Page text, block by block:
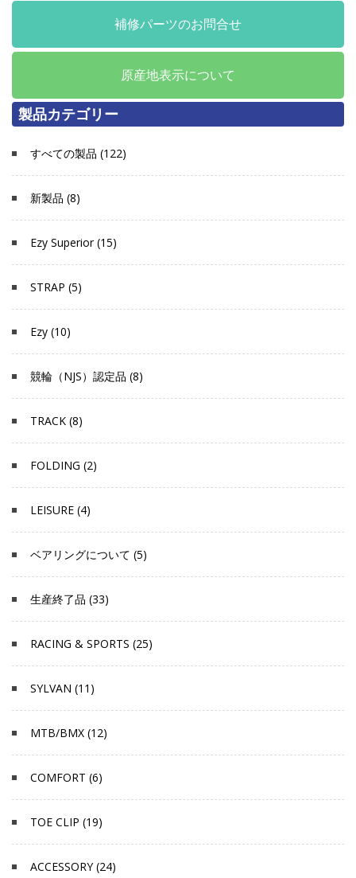
補修パーツのお問合せ
原産地表示について
製品カテゴリー
すべての製品 (122)
新製品 (8)
Ezy Superior (15)
STRAP (5)
Ezy (10)
競輪（NJS）認定品 (8)
TRACK (8)
FOLDING (2)
LEISURE (4)
ベアリングについて (5)
生産終了品 (33)
RACING & SPORTS (25)
SYLVAN (11)
MTB/BMX (12)
COMFORT (6)
TOE CLIP (19)
ACCESSORY (24)